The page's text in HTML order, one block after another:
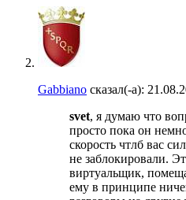
Gabbiano сказал(-а):
svet, я думаю что
просто пока он
скорость чтлб вас
не заблокировали.
виртуальщик,
ему в принципе